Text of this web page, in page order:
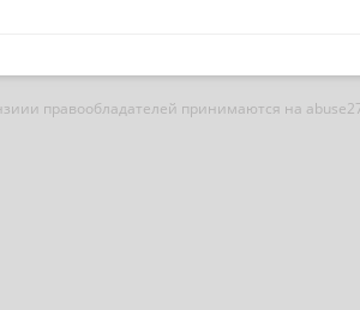
правообладателей принимаются на